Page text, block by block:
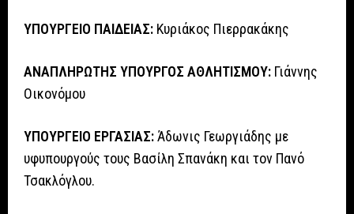
ΥΠΟΥΡΓΕΙΟ ΠΑΙΔΕΙΑΣ: Κυριάκος Πιερρακάκης
ΑΝΑΠΛΗΡΩΤΗΣ ΥΠΟΥΡΓΟΣ ΑΘΛΗΤΙΣΜΟΥ: Γιάννης
Οικονόμου
ΥΠΟΥΡΓΕΙΟ ΕΡΓΑΣΙΑΣ:Άδωνις Γεωργιάδης με
υφυπουργούς τους Βασίλη Σπανάκη και τον Πανό
Τσακλόγλου.